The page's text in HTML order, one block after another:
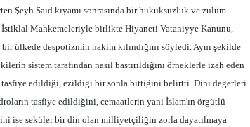
Şeyh Said kıyamı sonrasında bir hukuksuzluk ve zulüm
Mahkemeleriyle birlikte Hiyaneti Vataniyye Kanunu,
ülkede despotizmin hakim kılındığını söyledi. Aynı şekilde
sistem tarafından nasıl bastırıldığını örneklerle izah eden
tasfiye edildiği, ezildiği bir sonla bittiğini belirtti. Dini değerleri
tasfiye edildiğini, cemaatlerin yaniİslam'ın örgütlü
ise seküler bir din olan milliyetçiliğin zorla dayatılmaya